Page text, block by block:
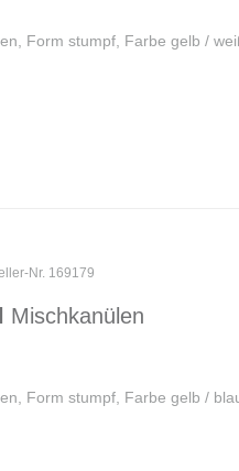
Form stumpf, Farbe gelb /
Nr. 169179
Mischkanülen
Form stumpf, Farbe gelb /